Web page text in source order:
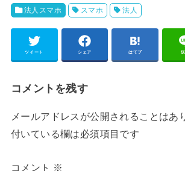
法人スマホ スマホ 法人
ツイート シェア はてブ
コメントを残す
メールアドレスが公開されることはあ
付いている欄は必須項目です
コメント ※